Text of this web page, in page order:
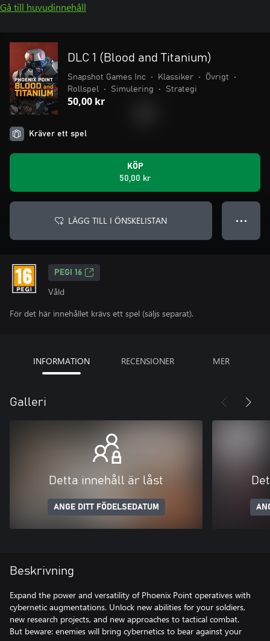
Gå till huvudinnehåll
DLC 1 (Blood and Titanium)
Snapshot Games Inc • Klassiker • Övrigt
•
Rollspel
• Simulering • Strategi
50,00 kr
Kräver ett spel
KÖP
50,00 kr
LÄGG TILL I ÖNSKELISTAN ● ● ●
PEGI 16
Våld
För det här innehållet krävs ett spel (säljs separat).
INFORMATION RECENSIONER MER
Galleri
Detta innehåll är låst
ANGE DITT FÖDELSEDATUM
Beskrivning
Expand the power and versatility of Phoenix Point operatives with
cybernetic augmentations. Unlock new abilities for your soldiers,
new research projects, and new approaches to tactical combat.
But beware: enemies will bring cybernetics to bear against your